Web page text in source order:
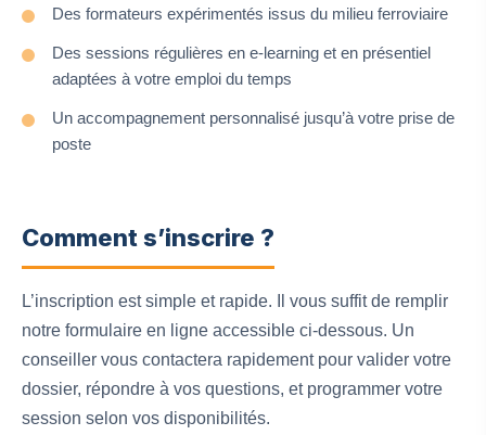
Des formateurs expérimentés issus du milieu ferroviaire
Des sessions régulières en e-learning et en présentiel
adaptées à votre emploi du temps
Un accompagnement personnalisé jusqu’à votre prise de
poste
Comment s’inscrire ?
L’inscription est simple et rapide. Il vous suffit de remplir
notre formulaire en ligne accessible ci-dessous. Un
conseiller vous contactera rapidement pour valider votre
dossier, répondre à vos questions, et programmer votre
session selon vos disponibilités.